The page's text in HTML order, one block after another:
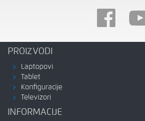
PROIZVODI
Laptopovi
Tablet
Konfiguracije
Televizori
INFORMACIJE